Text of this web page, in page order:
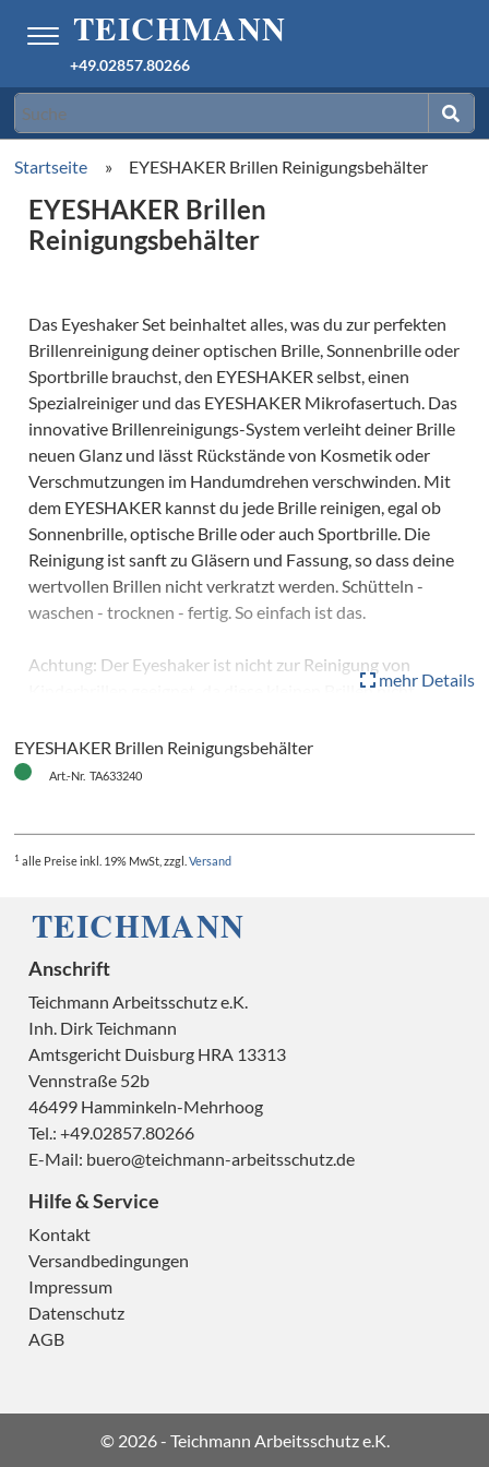
+49.02857.80266
Startseite » EYESHAKER Brillen Reinigungsbehälter
EYESHAKER Brillen
Reinigungsbehälter
Das Eyeshaker Set beinhaltet alles, was du zur perfekten
Brillenreinigung deiner optischen Brille, Sonnenbrille oder
Sportbrille brauchst, den EYESHAKER selbst, einen
Spezialreiniger und das EYESHAKER Mikrofasertuch. Das
innovative Brillenreinigungs-System verleiht deiner Brille
neuen Glanz und lässt Rückstände von Kosmetik oder
Verschmutzungen im Handumdrehen verschwinden. Mit
dem EYESHAKER kannst du jede Brille reinigen, egal ob
Sonnenbrille, optische Brille oder auch Sportbrille. Die
Reinigung ist sanft zu Gläsern und Fassung, so dass deine
wertvollen Brillen nicht verkratzt werden. Schütteln -
waschen - trocknen - fertig. So einfach ist das.
Achtung: Der Eyeshaker ist nicht zur Reinigung von
Kinderbrillen geeignet, da diese kleinen Brillen nicht
mehr Details
EYESHAKER Brillen Reinigungsbehälter
Art.-Nr. TA633240
1 alle Preiseinkl. 19% MwSt, zzgl. Versand
Anschrift
Teichmann Arbeitsschutz e.K.
Inh. Dirk Teichmann
Amtsgericht Duisburg HRA 13313
Vennstraße 52b
46499 Hamminkeln-Mehrhoog
Tel.: +49.02857.80266
E-Mail: buero@teichmann-arbeitsschutz.de
Hilfe & Service
Kontakt
Versandbedingungen
Impressum
Datenschutz
AGB
© 2026 - Teichmann Arbeitsschutz e.K.